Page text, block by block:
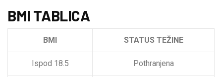
BMI TABLICA
BMI STATUS TEŽINE
Ispod 18.5 Pothranjena